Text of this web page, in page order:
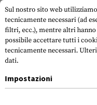
Sul nostro sito web
tecnicamente necessari (ad
filtri, ecc.), mentre altri
possibile accettare tutti i
tecnicamente necessari.
dati.
Impostazioni